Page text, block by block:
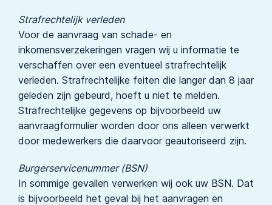
Strafrechtelijk verleden
Voor de aanvraag van schade- en
inkomensverzekeringen vragen wij u informatie te
verschaffen over een eventueel strafrechtelijk
verleden. Strafrechtelijke feiten die langer dan 8 jaar
geleden zijn gebeurd, hoeft u niet te melden.
Strafrechtelijke gegevens op bijvoorbeeld uw
aanvraagformulier worden door ons alleen verwerkt
door medewerkers die daarvoor geautoriseerd zijn.
Burgerservicenummer (BSN)
In sommige gevallen verwerken wij ook uw BSN. Dat
is bijvoorbeeld het geval bij het aanvragen en